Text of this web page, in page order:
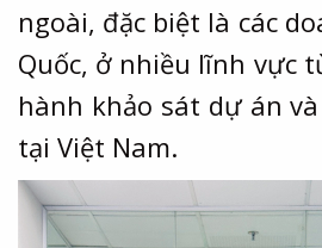
ngoài, đặc biệt là các
Quốc, ở nhiều lĩnh vực
hành khảo sát dự án
tại Việt Nam.